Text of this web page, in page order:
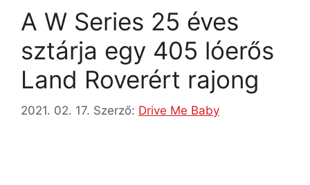
A W Series 25 éves
sztárja egy 405 lóerős
Land Roverért rajong
2021. 02. 17. Szerző: Drive Me Baby